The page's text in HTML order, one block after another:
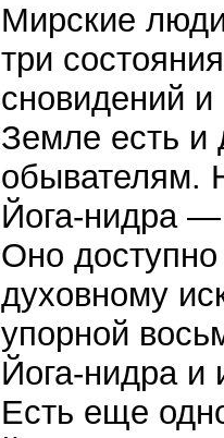
Мирские
три
сновидений
Земле есть и
обывателям.
Йога-нидра —
Оно
духовному
упорной
Йога-нидра и
Есть еще